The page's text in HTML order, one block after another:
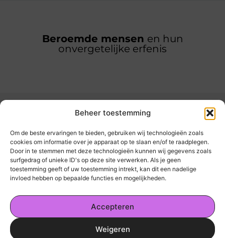
Beheer toestemming
Om de beste ervaringen te bieden, gebruiken wij technologieën zoals
cookies om informatie over je apparaat op te slaan en/of te raadplegen.
Door in te stemmen met deze technologieën kunnen wij gegevens zoals
surfgedrag of unieke ID's op deze site verwerken. Als je geen
toestemming geeft of uw toestemming intrekt, kan dit een nadelige
invloed hebben op bepaalde functies en mogelijkheden.
Accepteren
Weigeren
Beroemde mensen en hun
onvergetelijke erfenis
kickinsite.nl – Echt, eerlijk, alles wat telt.
Een verzameling van blogs en artikelen die
een breed scala aan onderwerpen uit het
dagelijks leven behandelen.